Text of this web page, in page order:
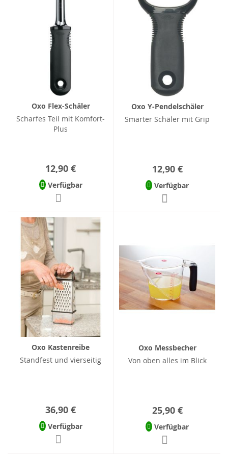
Oxo Flex-Schäler
Scharfes Teil mit Komfort-
Plus
12,90 €
Verfügbar
Oxo Y-Pendelschäler
Smarter Schäler mit Grip
12,90 €
Verfügbar
Oxo Kastenreibe
Standfest und vierseitig
36,90 €
Verfügbar
Oxo Messbecher
Von oben alles im Blick
25,90 €
Verfügbar